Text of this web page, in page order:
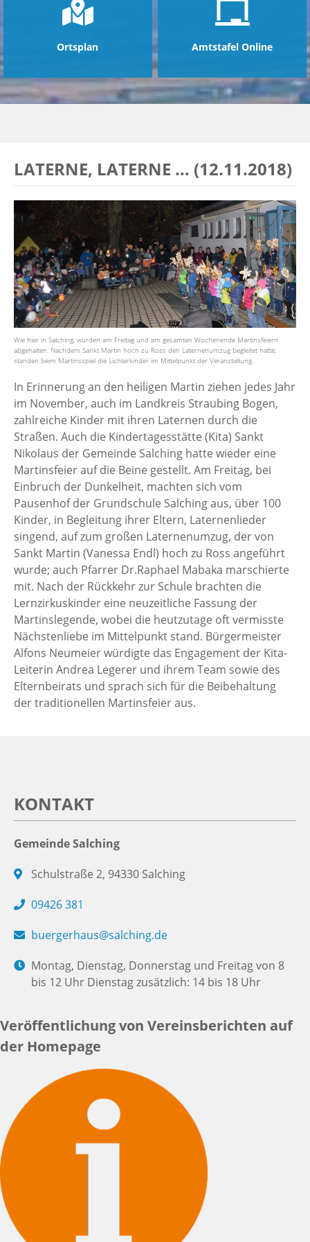
Ortsplan Amtstafel Online
LATERNE, LATERNE … (12.11.2018)
Wie hier in Salching, wurden am Freitag und am gesamten Wochenende Martinsfeiern
abgehalten. Nachdem Sankt Martin hoch zu Ross den Laternenumzug begleitet hatte,
standen beim Martinsspiel die Lichterkinder im Mittelpunkt der Veranstaltung.
In Erinnerung an den heiligen Martin ziehen jedes Jahr
im November, auch im Landkreis Straubing Bogen,
zahlreiche Kinder mit ihren Laternen durch die
Straßen. Auch die Kindertagesstätte (Kita) Sankt
Nikolaus der Gemeinde Salching hatte wieder eine
Martinsfeier auf die Beine gestellt. Am Freitag, bei
Einbruch der Dunkelheit, machten sich vom
Pausenhof der Grundschule Salching aus, über 100
Kinder, in Begleitung ihrer Eltern, Laternenlieder
singend, auf zum großen Laternenumzug, der von
Sankt Martin (Vanessa Endl) hoch zu Ross angeführt
wurde; auch Pfarrer Dr.Raphael Mabaka marschierte
mit. Nach der Rückkehr zur Schule brachten die
Lernzirkuskinder eine neuzeitliche Fassung der
Martinslegende, wobei die heutzutage oft vermisste
Nächstenliebe im Mittelpunkt stand. Bürgermeister
Alfons Neumeier würdigte das Engagement der Kita-
Leiterin Andrea Legerer und ihrem Team sowie des
Elternbeirats und sprach sich für die Beibehaltung
der traditionellen Martinsfeier aus.
KONTAKT
Gemeinde Salching
Schulstraße 2, 94330 Salching
09426 381
buergerhaus@salching.de
Montag, Dienstag, Donnerstag und Freitag von 8
bis 12 Uhr Dienstag zusätzlich: 14 bis 18 Uhr
Veröffentlichung von Vereinsberichten auf
der Homepage